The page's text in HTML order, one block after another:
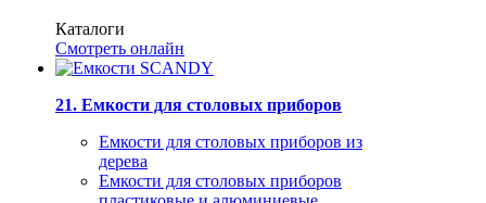
Каталоги
Смотреть онлайн
21. Емкости для столовых приборов
Емкости для столовых приборов из
дерева
Емкости для столовых приборов